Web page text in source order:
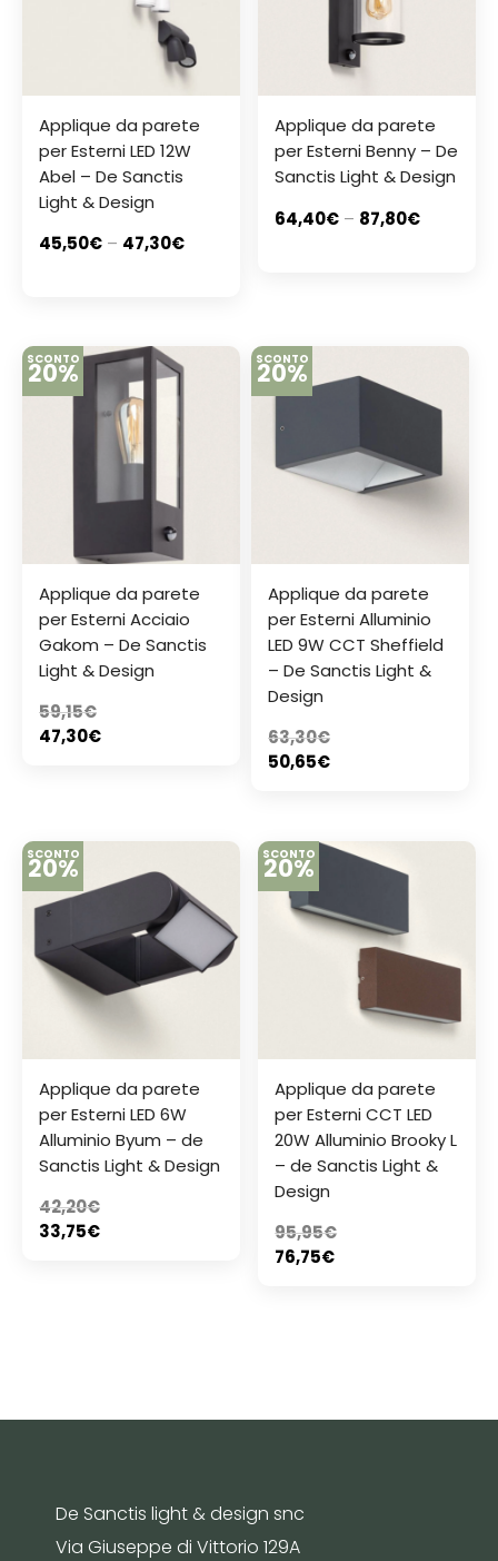
Applique da parete
per Esterni LED 12W
Abel – De Sanctis
Light & Design
45,50€ – 47,30€
Applique da parete
per Esterni Benny – De
Sanctis Light & Design
64,40€ – 87,80€
SCONTO
20%
Applique da parete
per Esterni Acciaio
Gakom – De Sanctis
Light & Design
59,15€
47,30€
SCONTO
20%
Applique da parete
per Esterni Alluminio
LED 9W CCT Sheffield
– De Sanctis Light &
Design
63,30€
50,65€
SCONTO
20%
Applique da parete
per Esterni LED 6W
Alluminio Byum – de
Sanctis Light & Design
42,20€
33,75€
SCONTO
20%
Applique da parete
per Esterni CCT LED
20W Alluminio Brooky L
– de Sanctis Light &
Design
95,95€
76,75€
De Sanctis light & design snc
Via Giuseppe di Vittorio 129A